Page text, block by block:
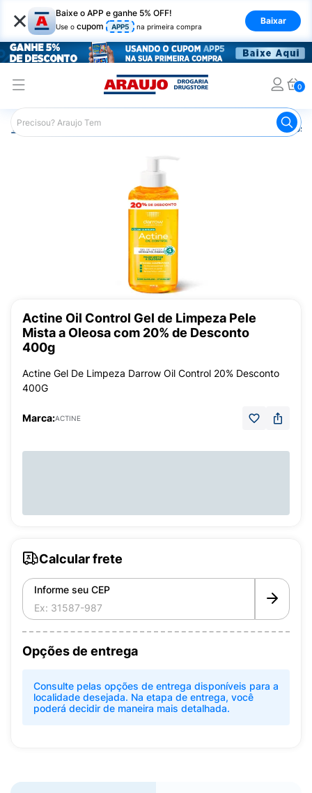
× Baixe o APP e ganhe 5% OFF!
Use o cupom APP5 na primeira compra
Baixar
0
Araujo Dermocosméticos Dermocosméticos para o
Actine Oil Control Gel de Limpeza Pele
Mista a Oleosa com 20% de Desconto
400g
Actine Gel De Limpeza Darrow Oil Control 20% Desconto
400G
Marca:ACTINE
Calcular frete
Informe seu CEP
Opções de entrega
Consulte pelas opções de entrega disponíveis para a
localidade desejada. Na etapa de entrega, você
poderá decidir de maneira mais detalhada.